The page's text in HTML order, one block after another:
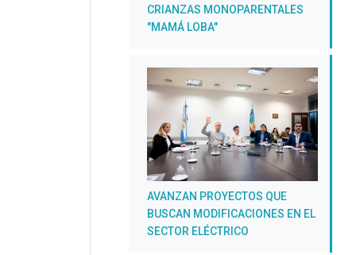
CRIANZAS MONOPARENTALES
"MAMÁ LOBA"
AVANZAN PROYECTOS QUE
BUSCAN MODIFICACIONES EN EL
SECTOR ELÉCTRICO